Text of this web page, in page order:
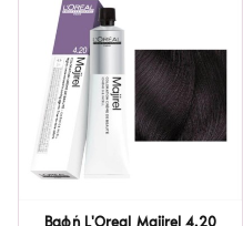
Βαφή L'Oreal Majirel 4.20